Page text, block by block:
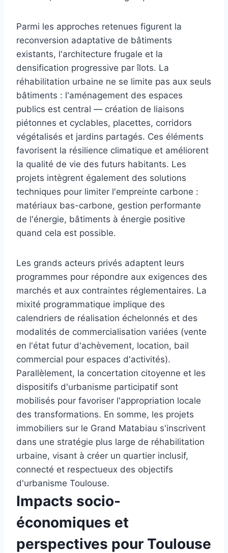
Parmi les approches retenues figurent la
reconversion adaptative de bâtiments
existants, l'architecture frugale et la
densification progressive par îlots. La
réhabilitation urbaine ne se limite pas aux seuls
bâtiments : l'aménagement des espaces
publics est central — création de liaisons
piétonnes et cyclables, placettes, corridors
végétalisés et jardins partagés. Ces éléments
favorisent la résilience climatique et améliorent
la qualité de vie des futurs habitants. Les
projets intègrent également des solutions
techniques pour limiter l'empreinte carbone :
matériaux bas-carbone, gestion performante
de l'énergie, bâtiments à énergie positive
quand cela est possible.
Les grands acteurs privés adaptent leurs
programmes pour répondre aux exigences des
marchés et aux contraintes réglementaires. La
mixité programmatique implique des
calendriers de réalisation échelonnés et des
modalités de commercialisation variées (vente
en l'état futur d'achèvement, location, bail
commercial pour espaces d'activités).
Parallèlement, la concertation citoyenne et les
dispositifs d'urbanisme participatif sont
mobilisés pour favoriser l'appropriation locale
des transformations. En somme, les projets
immobiliers sur le Grand Matabiau s'inscrivent
dans une stratégie plus large de réhabilitation
urbaine, visant à créer un quartier inclusif,
connecté et respectueux des objectifs
d'urbanisme Toulouse.
Impacts socio-
économiques et
perspectives pour Toulouse